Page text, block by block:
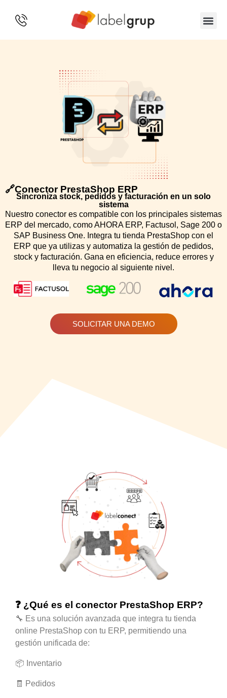
🔗Conector PrestaShop ERP
Sincroniza stock, pedidos y facturación en un solo
sistema
Nuestro conector es compatible con los principales sistemas
ERP del mercado, como AHORA ERP, Factusol, Sage 200 o
SAP Business One. Integra tu tienda PrestaShop con el
ERP que ya utilizas y automatiza la gestión de pedidos,
stock y facturación. Gana en eficiencia, reduce errores y
lleva tu negocio al siguiente nivel.
SOLICITAR UNA DEMO
❓ ¿Qué es el conector PrestaShop ERP?
🔧 Es una solución avanzada que integra tu tienda
online PrestaShop con tu ERP, permitiendo una
gestión unificada de:
📦 Inventario
🧾 Pedidos